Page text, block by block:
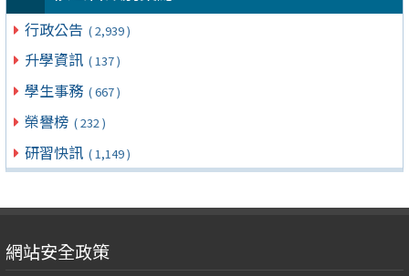
行政公告 ( 2,939 )
升學資訊 ( 137 )
學生事務 ( 667 )
榮譽榜 ( 232 )
研習快訊 ( 1,149 )
網站安全政策